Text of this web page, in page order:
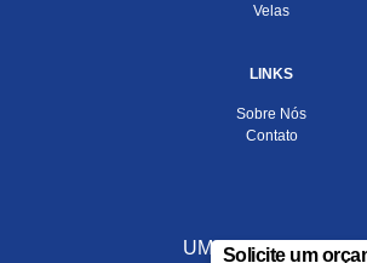
Velas
LINKS
Sobre Nós
Contato
UMA EMPRESA DO
Solicite um